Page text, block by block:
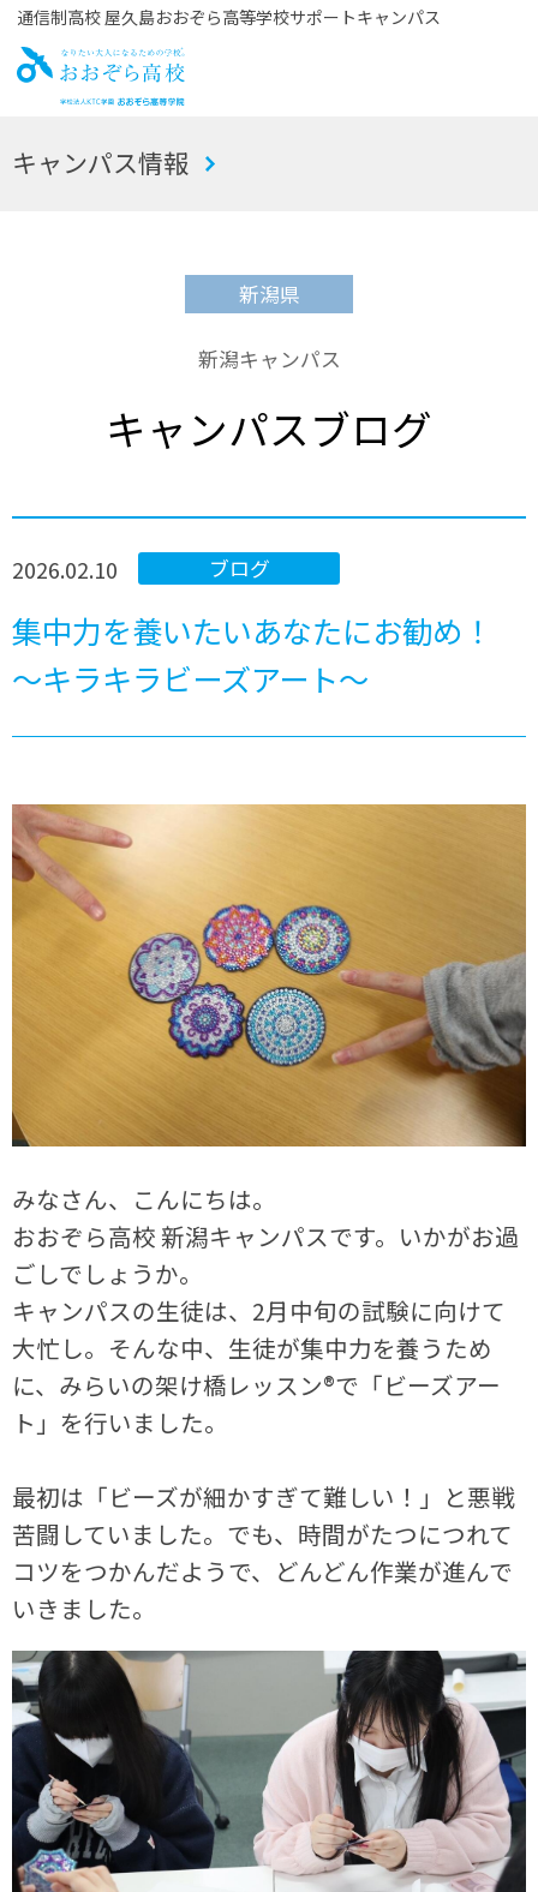
通信制高校 屋久島おおぞら高等学校サポートキャンパス
お
キャンパス情報
新潟県
新潟キャンパス
キャンパスブログ
ブログ
2026.02.10
集中力を養いたいあなたにお勧め！
～キラキラビーズアート～
みなさん、こんにちは。
おおぞら高校 新潟キャンパスです。いかがお過
ごしでしょうか。
キャンパスの生徒は、2月中旬の試験に向けて
大忙し。そんな中、生徒が集中力を養うため
に、みらいの架け橋レッスン®で「ビーズアー
ト」を行いました。
最初は「ビーズが細かすぎて難しい！」と悪戦
苦闘していました。でも、時間がたつにつれて
コツをつかんだようで、どんどん作業が進んで
いきました。